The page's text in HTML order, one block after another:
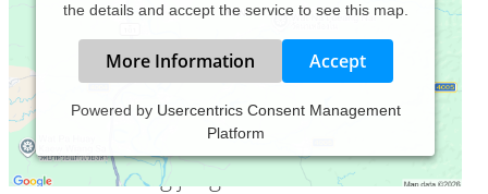
the details and accept the service to see this map.
More Information Accept
Powered by Usercentrics Consent Management
Platform
Die Osteopathie – als eine noch
verhältnismäßig junge Medizin in